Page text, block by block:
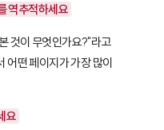
역추적하세요
것이 무엇인가요?"라고
어떤 페이지가 가장 많이
요